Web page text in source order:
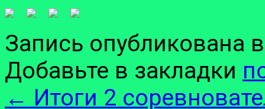
Запись опубликована
Добавьте в закладки
← Итоги 2